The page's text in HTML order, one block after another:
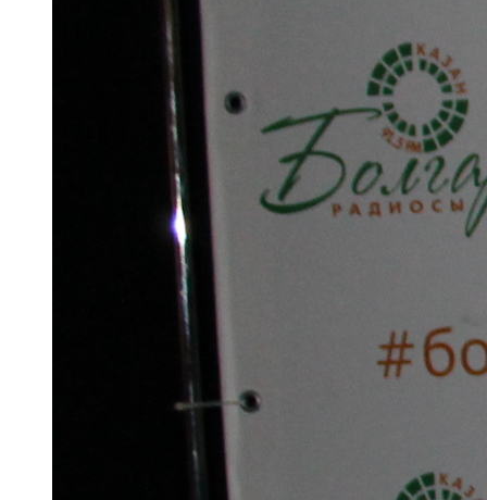
91,0 FM
Шәмәрдән
102,3 FM
Яңа чишмә
107,0 FM
Яр Чаллы
105,5 FM